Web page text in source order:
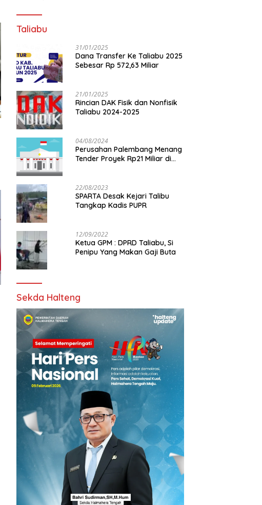
Taliabu
31/01/2025
Dana Transfer Ke Taliabu 2025
Sebesar Rp 572,63 Miliar
21/01/2025
Rincian DAK Fisik dan Nonfisik
Taliabu 2024-2025
04/08/2024
Perusahan Palembang Menang
Tender Proyek Rp21 Miliar di
22/08/2023
SPARTA Desak Kejari Talibu
Tangkap Kadis PUPR
12/09/2022
Ketua GPM : DPRD Taliabu, Si
Penipu Yang Makan Gaji Buta
Sekda Halteng